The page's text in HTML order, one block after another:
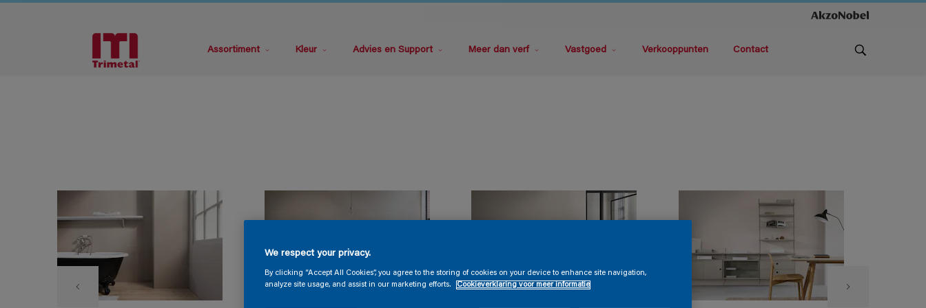
Assortiment Kleur Advies en Support Meer dan verf Vastgoed Verkooppunten Contact
We respect your privacy.
By clicking “Accept All Cookies”, you agree to the storing of cookies on your device to enhance site navigation,
analyze site usage, and assist in our marketing efforts.
Cookieverklaring voor meer informatie